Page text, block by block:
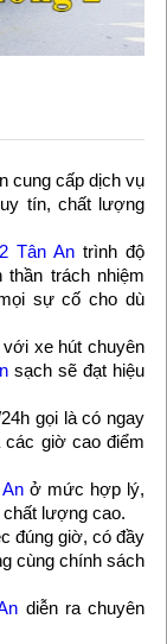
cung cấp dịch vụ
tín, chất lượng
Tân Antrình độ
trách nhiệm
sự cố cho dù
xe hút chuyên
sạch sẽ đạt hiệu
gọi là có ngay
giờ cao điểm
ở mức hợp lý,
lượng cao.
đúng giờ, có đầy
cùng chính sách
diễn ra chuyên